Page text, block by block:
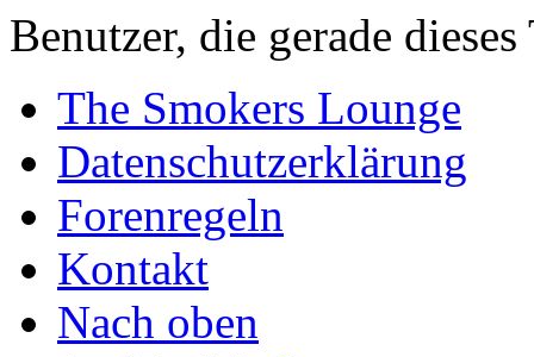
Benutzer, die gerade
The Smokers Lounge
Datenschutzerklärung
Forenregeln
Kontakt
Nach oben